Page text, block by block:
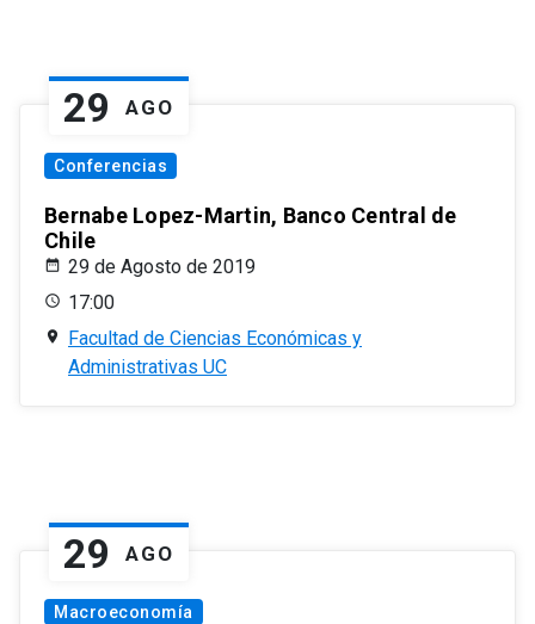
29 AGO
Conferencias
Bernabe Lopez-Martin, Banco Central de
Chile
29 de Agosto de 2019
17:00
Facultad de Ciencias Económicas y
Administrativas UC
29 AGO
Macroeconomía